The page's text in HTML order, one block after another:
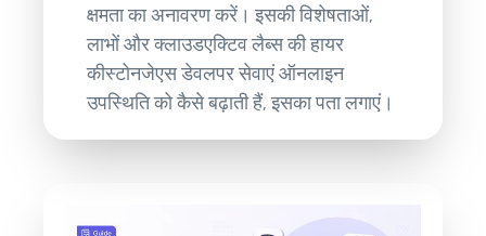
क्षमता का अनावरण करें। इसकी विशेषताओं,
लाभों और क्लाउडएक्टिव लैब्स की हायर
कीस्टोनजेएस डेवलपर सेवाएं ऑनलाइन
उपस्थिति को कैसे बढ़ाती हैं, इसका पता लगाएं।